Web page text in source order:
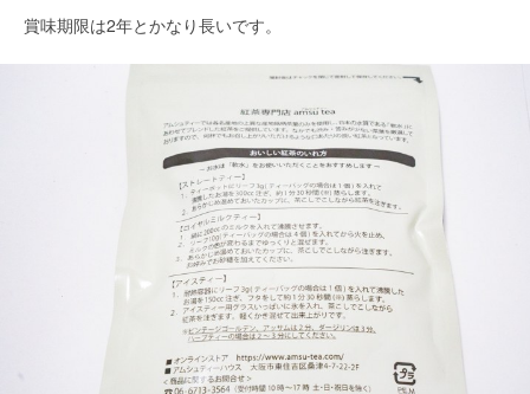
賞味期限は2年とかなり長いです。